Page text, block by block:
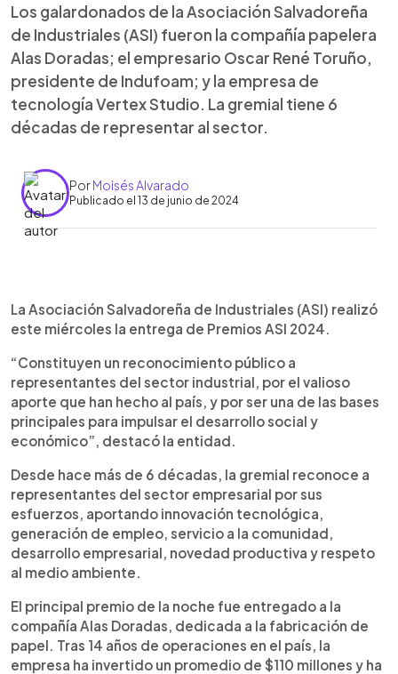
Los galardonados de la Asociación Salvadoreña
de Industriales (ASI) fueron la compañía papelera
Alas Doradas; el empresario Oscar René Toruño,
presidente de Indufoam; y la empresa de
tecnología Vertex Studio. La gremial tiene 6
décadas de representar al sector.
PorMoisés Alvarado
Publicado el 13 de junio de 2024
► Escuchar artículo
La Asociación Salvadoreña de Industriales (ASI) realizó
este miércoles la entrega de Premios ASI 2024.
“Constituyen un reconocimiento público a
representantes del sector industrial, por el valioso
aporte que han hecho al país, y por ser una de las bases
principales para impulsar el desarrollo social y
económico”, destacó la entidad.
Desde hace más de 6 décadas, la gremial reconoce a
representantes del sector empresarial por sus
esfuerzos, aportando innovación tecnológica,
generación de empleo, servicio a la comunidad,
desarrollo empresarial, novedad productiva y respeto
al medio ambiente.
El principal premio de la noche fue entregado a la
compañía Alas Doradas, dedicada a la fabricación de
papel. Tras 14 años de operaciones en el país, la
empresa ha invertido un promedio de $110 millones y ha